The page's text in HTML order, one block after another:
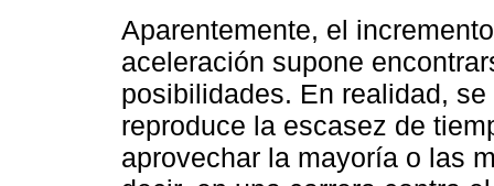
Aparentemente, el
aceleración supone
posibilidades. En realidad,
reproduce la escasez de
aprovechar la mayoría o las